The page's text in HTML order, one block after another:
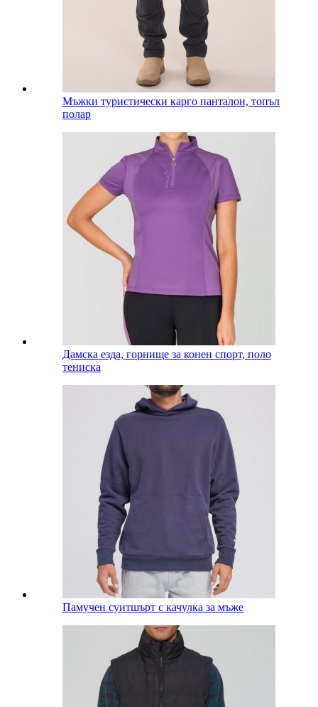
Мъжки туристически карго панталон, топъл
полар
Дамска езда, горнище за конен спорт, поло
тениска
Памучен суитшърт с качулка за мъже